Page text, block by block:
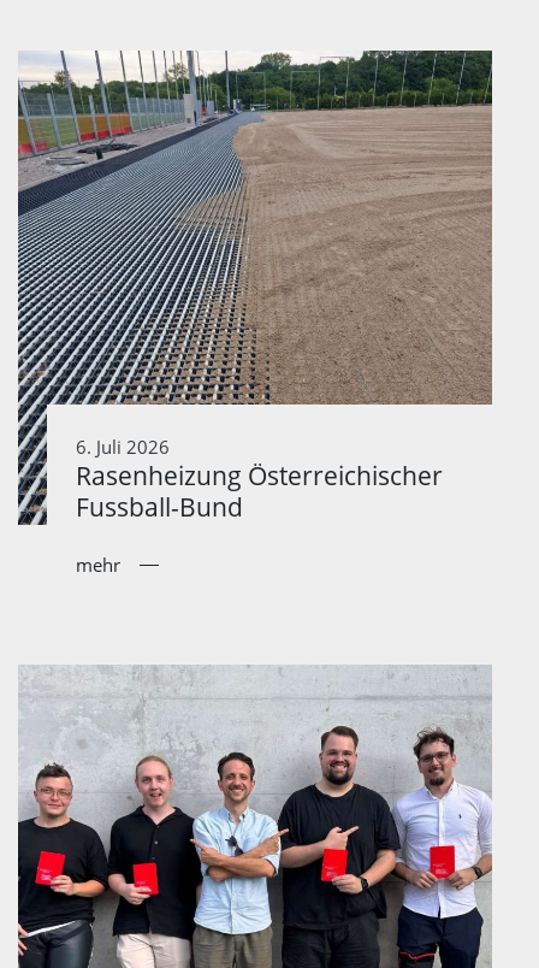
6. Juli 2026
Rasenheizung Österreichischer
Fussball-Bund
mehr